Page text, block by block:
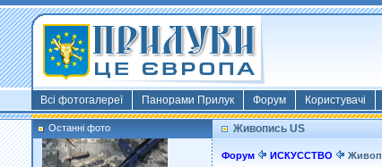
Всі фотогалереї Панорами Прилук Форум Користувачі
Останні фото
Фото: Київ 2022
Власник:
morsresistis
Галерея:
Templates
Додано: 2022-11-13
Живопись US
Форум ИСКУССТВО